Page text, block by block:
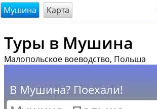
@endsectiom
Мушина Карта
Туры в Мушина
Малопольское воеводство, Польша
В Мушина? Поехали!